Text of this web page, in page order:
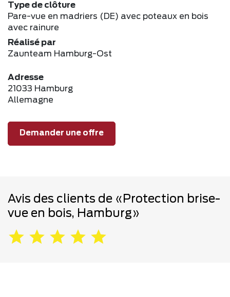
Type de clôture
Pare-vue en madriers (DE) avec poteaux en bois
avec rainure
Réalisé par
Zaunteam Hamburg-Ost
Adresse
21033 Hamburg
Allemagne
Demander une offre
Avis des clients de «Protection brise-
vue en bois, Hamburg»